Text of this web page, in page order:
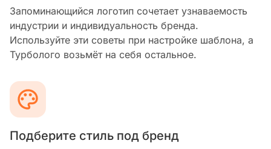
Запоминающийся логотип сочетает узнаваемость
индустрии и индивидуальность бренда.
Используйте эти советы при настройке шаблона, а
Турболого возьмёт на себя остальное.
Подберите стиль под бренд